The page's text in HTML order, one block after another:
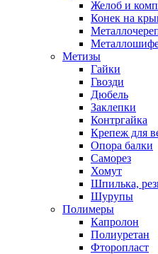
Желоб и
Конек на
Метизы
Гайки
Гвозди
Дюбель
Заклепки
Контргайка
Крепеж для
Опора балки
Саморез
Хомут
Шпилька,
Шурупы
Полимеры
Капролон
Полиуретан
Фторопласт